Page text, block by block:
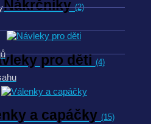
Nákrčníky(2)
pro děti (4)
a capáčky (15)